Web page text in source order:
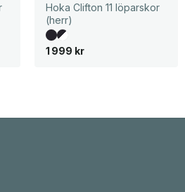
Hoka Clifton 11 löparskor
(herr)
1 999 kr